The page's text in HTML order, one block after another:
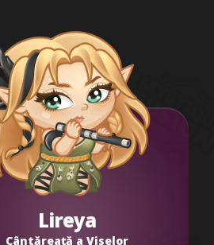
Lireya
Cântăreață a Viselor